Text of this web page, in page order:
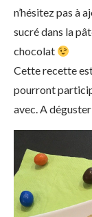
n’hésitez pas à
sucré dans la
chocolat
Cette recette
pourront
avec. A